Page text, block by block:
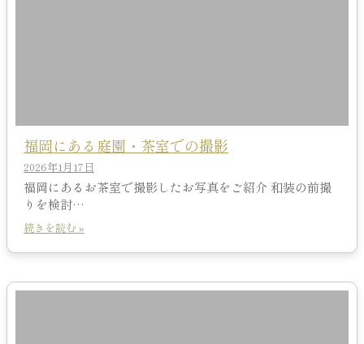
福岡にある庭園・茶室での撮影
2026年1月17日
福岡にあるお茶室で撮影したお写真をご紹介 和装の前撮
りを検討…
続きを読む »